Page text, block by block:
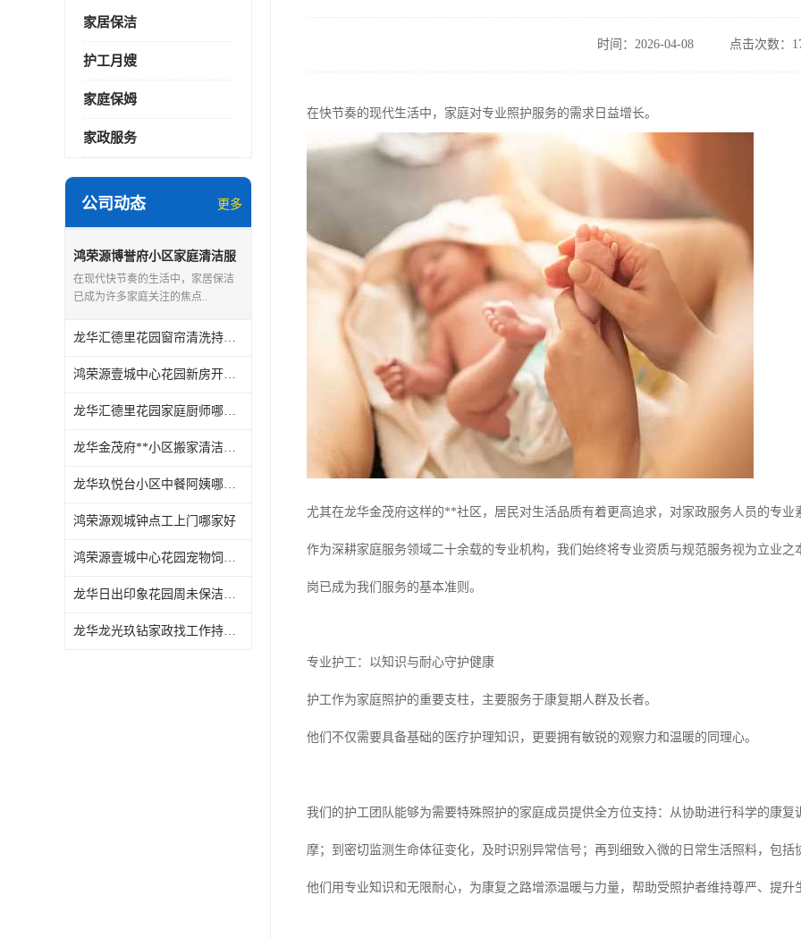
家居保洁
护工月嫂
家庭保姆
家政服务
公司动态 更多
鸿荣源博誉府小区家庭清洁服
务怎么样
在现代快节奏的生活中，家居保洁
已成为许多家庭关注的焦点..
龙华汇德里花园窗帘清洗持证上岗
鸿荣源壹城中心花园新房开荒保洁怎么样
龙华汇德里花园家庭厨师哪家好
龙华金茂府**小区搬家清洁怎么样
龙华玖悦台小区中餐阿姨哪家好
鸿荣源观城钟点工上门哪家好
鸿荣源壹城中心花园宠物饲养上门服务哪家好
龙华日出印象花园周未保洁持证上岗
龙华龙光玖钻家政找工作持证上岗
时间：2026-04-08 点击次数：
在快节奏的现代生活中，家庭对专业照护服务的需求日益增长。
尤其在龙华金茂府这样的**社区，居民对生活品质有着更高追求，对家政服务人员的专
作为深耕家庭服务领域二十余载的专业机构，我们始终将专业资质与规范服务视为立业
岗已成为我们服务的基本准则。
专业护工：以知识与耐心守护健康
护工作为家庭照护的重要支柱，主要服务于康复期人群及长者。
他们不仅需要具备基础的医疗护理知识，更要拥有敏锐的观察力和温暖的同理心。
我们的护工团队能够为需要特殊照护的家庭成员提供全方位支持：从协助进行科学的康
摩；到密切监测生命体征变化，及时识别异常信号；再到细致入微的日常生活照料，包
他们用专业知识和无限耐心，为康复之路增添温暖与力量，帮助受照护者维持尊严、提升